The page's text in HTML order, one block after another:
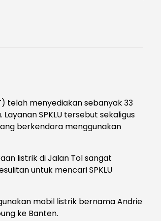
telah menyediakan sebanyak 33
SPKLU tersebut sekaligus
berkendara menggunakan
listrik di Jalan Tol sangat
untuk mencari SPKLU
mobil listrik bernama Andrie
ke Banten.